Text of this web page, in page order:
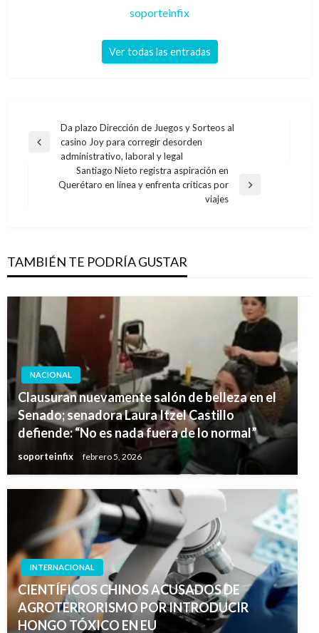
soporteinfix
Ver todas las entradas
Navegación
de
entradas
Entrada
anterior
Da plazo Dirección de Juegos y Sorteos al
casino Joy para corregir desorden
administrativo, laboral y legal
Entrada
Santiago Nieto registra aspiración en
Querétaro en línea y enfrenta críticas por
viajes
TAMBIÉN TE PODRÍA GUSTAR
NACIONAL
Clausuran nuevamente salón de belleza en el
Senado; senadora Laura Itzel Castillo
defiende: “No es nada fuera de lo normal”
soporteinfix febrero 5, 2026
INTERNACIONAL
CIENTÍFICOS CHINOS ACUSADOS DE
AGROTERRORISMO POR INTRODUCIR
HONGO TÓXICO EN EU